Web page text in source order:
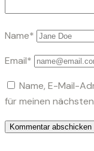
Name*
Email*
Name, E-Mail-
für meinen